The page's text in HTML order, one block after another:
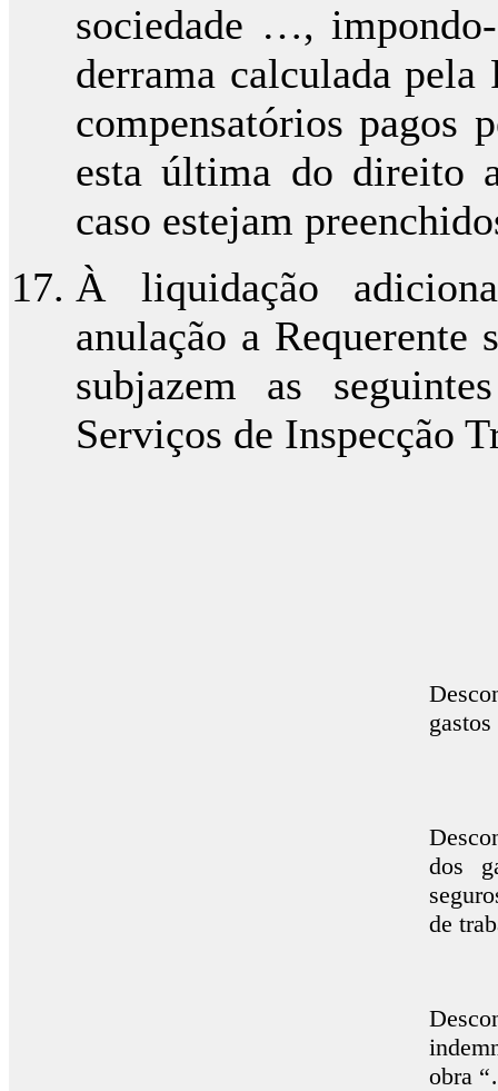
sociedade …,
derrama calculada pela
compensatórios pagos
esta última do direito
caso estejam
À liquidação
anulação a
subjazem as
Serviços de Inspecção
dos
de
obra